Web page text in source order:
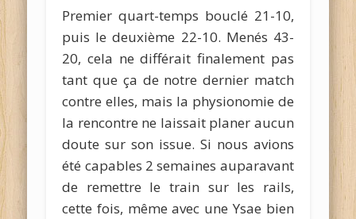
Premier quart-temps bouclé 21-10,
puis le deuxième 22-10. Menés 43-
20, cela ne différait finalement pas
tant que ça de notre dernier match
contre elles, mais la physionomie de
la rencontre ne laissait planer aucun
doute sur son issue. Si nous avions
été capables 2 semaines auparavant
de remettre le train sur les rails,
cette fois, même avec une Ysae bien